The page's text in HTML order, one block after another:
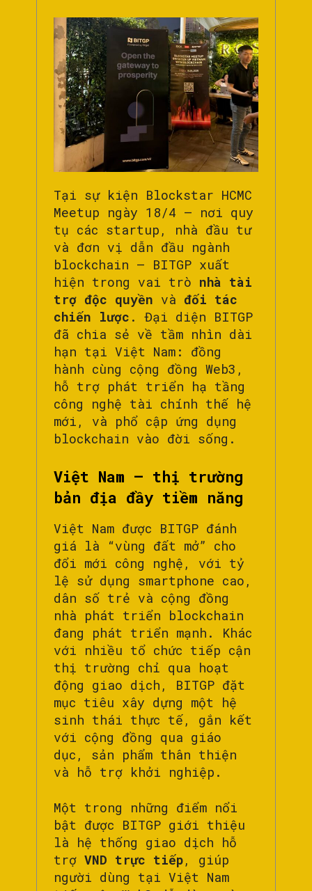
Tại sự kiện Blockstar HCMC
Meetup ngày 18/4 – nơi quy
tụ các startup, nhà đầu tư
và đơn vị dẫn đầu ngành
blockchain – BITGP xuất
hiện trong vai trò nhà tài
trợ độc quyền và đối tác
chiến lược . Đại diện BITGP
đã chia sẻ về tầm nhìn dài
hạn tại Việt Nam: đồng
hành cùng cộng đồng Web3,
hỗ trợ phát triển hạ tầng
công nghệ tài chính thế hệ
mới, và phổ cập ứng dụng
blockchain vào đời sống.
Việt Nam – thị trường
bản địa đầy tiềm năng
Việt Nam được BITGP đánh
giá là “vùng đất mở” cho
đổi mới công nghệ, với tỷ
lệ sử dụng smartphone cao,
dân số trẻ và cộng đồng
nhà phát triển blockchain
đang phát triển mạnh. Khác
với nhiều tổ chức tiếp cận
thị trường chỉ qua hoạt
động giao dịch, BITGP đặt
mục tiêu xây dựng một hệ
sinh thái thực tế, gắn kết
với cộng đồng qua giáo
dục, sản phẩm thân thiện
và hỗ trợ khởi nghiệp.
Một trong những điểm nổi
bật được BITGP giới thiệu
là hệ thống giao dịch hỗ
trợ VND trực tiếp, giúp
người dùng tại Việt Nam